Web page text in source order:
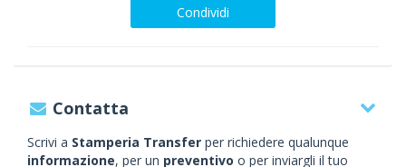
Condividi
Contatta
Scrivi a Stamperia Transfer per richiedere qualunque
informazione, per un preventivo o per inviargli il tuo